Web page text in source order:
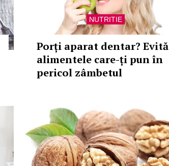
NUTRITIE
Porți aparat dentar? Evită
alimentele care-ți pun în
pericol zâmbetul